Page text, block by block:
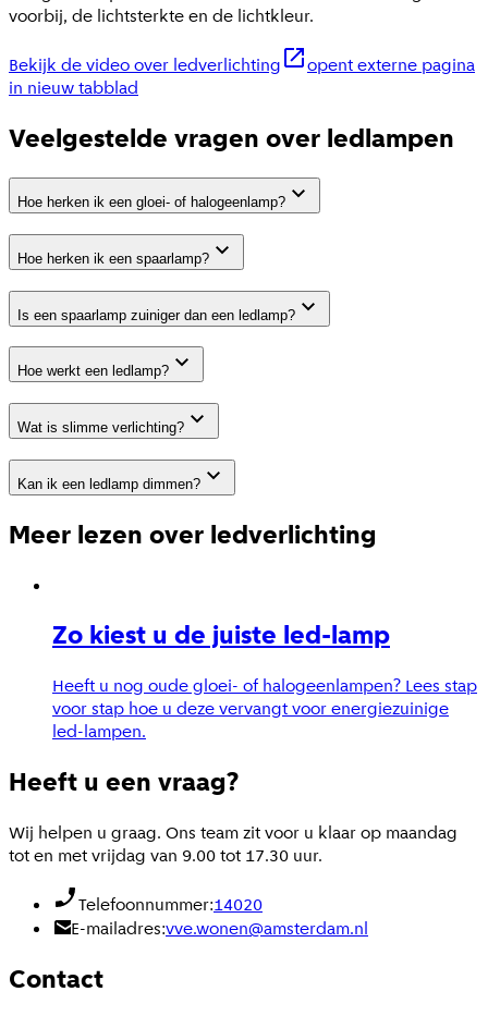
voorbij, de lichtsterkte en de lichtkleur.
Bekijk de video over ledverlichting
opent externe pagina
in nieuw tabblad
Veelgestelde vragen over ledlampen
Hoe herken ik een gloei- of halogeenlamp?
Hoe herken ik een spaarlamp?
Is een spaarlamp zuiniger dan een ledlamp?
Hoe werkt een ledlamp?
Wat is slimme verlichting?
Kan ik een ledlamp dimmen?
Meer lezen over ledverlichting
Zo kiest u de juiste led-lamp
Heeft u nog oude gloei- of halogeenlampen? Lees stap
voor stap hoe u deze vervangt voor energiezuinige
led-lampen.
Heeft u een vraag?
Wij helpen u graag. Ons team zit voor u klaar op maandag
tot en met vrijdag van 9.00 tot 17.30 uur.
Telefoonnummer:14020
E-mailadres:vve.wonen@amsterdam.nl
Contact